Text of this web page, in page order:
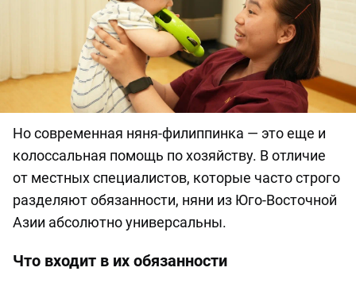
Но современная няня-филиппинка — это еще и
колоссальная помощь по хозяйству. В отличие
от местных специалистов, которые часто строго
разделяют обязанности, няни из Юго-Восточной
Азии абсолютно универсальны.
Что входит в их обязанности